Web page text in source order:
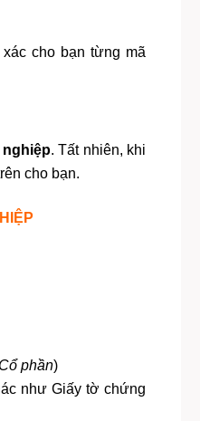
cho bạn từng mã
nghiệp. Tất nhiên, khi
cho bạn.
phần)
như Giấy tờ chứng